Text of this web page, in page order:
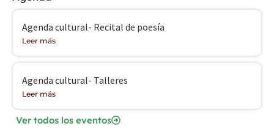
Agenda cultural- Recital de poesía
Leer más
Agenda cultural- Talleres
Leer más
Ver todos los eventos